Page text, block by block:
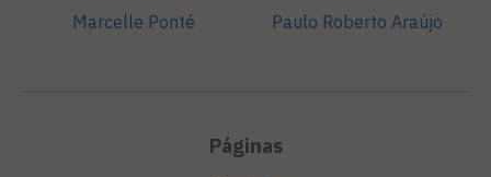
Marcelle Ponté
Paulo Roberto Araújo
Páginas